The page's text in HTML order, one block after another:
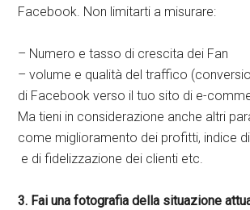
Facebook. Non limitarti a misurare:
– Numero e tasso di crescita dei Fan
– volume e qualità del traffico
di Facebook verso il tuo sito di e-
Ma tieni in considerazione anche altri
come miglioramento dei profitti, indice
e di fidelizzazione dei clienti etc.
3. Fai una fotografia della situazione